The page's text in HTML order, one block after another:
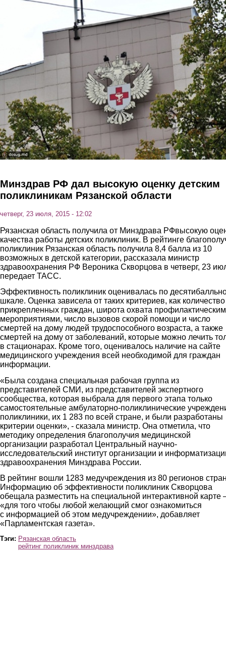
Перейти к основному содержанию
Минздрав РФ дал высокую оценку детским
поликлиникам Рязанской области
четверг, 23 июля, 2015 - 12:02
Рязанская область получила от Минздрава РФвысокую
качества работы детских поликлиник. В рейтинге
поликлиник Рязанская область получила 8,4 балла из 10
возможных в детской категории, рассказала министр
здравоохранения РФ Вероника Скворцова в четверг, 23
передает ТАСС.
Эффективность поликлиник оценивалась по
шкале. Оценка зависела от таких критериев, как количество
прикрепленных граждан, широта охвата
мероприятиями, число вызовов скорой помощи и число
смертей на дому людей трудоспособного возраста, а также
смертей на дому от заболеваний, которые можно лечить
в стационарах. Кроме того, оценивалось наличие на сайте
медицинского учреждения всей необходимой для граждан
информации.
«Была создана специальная рабочая группа из
представителей СМИ, из представителей экспертного
сообщества, которая выбрала для первого этапа только
самостоятельные амбулаторно-поликлинические
поликлиники, их 1 283 по всей стране, и были разработаны
критерии оценки», - сказала министр. Она отметила, что
методику определения благополучия медицинской
организации разработал Центральный научно-
исследовательский институт организации и
здравоохранения Минздрава России.
В рейтинг вошли 1283 медучреждения из 80 регионов
Информацию об эффективности поликлиник Скворцова
обещала разместить на специальной интерактивной карте
«для того чтобы любой желающий смог ознакомиться
с информацией об этом медучреждении», добавляет
«Парламентская газета».
Тэги: Рязанская область
рейтинг поликлиник минздрава